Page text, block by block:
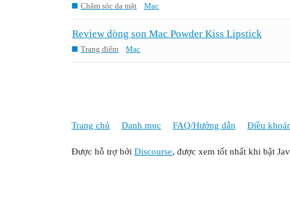
Chăm sóc da mặt Mac
Review dòng son Mac Powder Kiss Lipstick
Trang điểm Mac
Trang chủ Danh mục FAQ/Hướng dẫn Điều
Được hỗ trợ bởi Discourse, được xem tốt nhất khi bật